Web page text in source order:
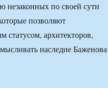
незаконных по своей сути
позволяют
архитекторов,
наследие